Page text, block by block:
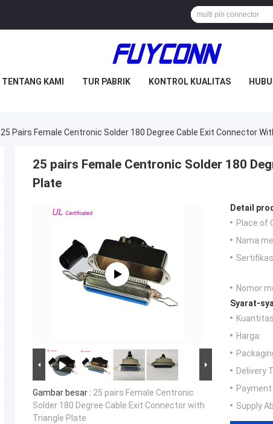
TENTANG KAMI TUR PABRIK KONTROL KUALITAS
25 Pairs Female Centronic Solder 180 Degree Cable Exit Connector
25 pairs Female Centronic Solder 180
Plate
Gambar besar : 25 pairs Female Centronic
Solder 180 Degree Cable Exit Connector with
Triangle Plate
Detail
Place of
Nama
Nomor
Syarat-
Harga:
Delivery
Supply